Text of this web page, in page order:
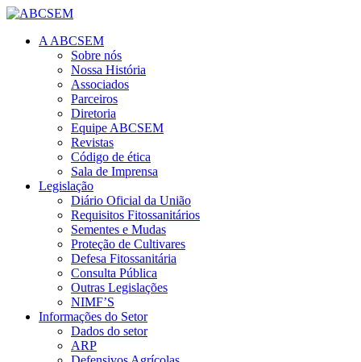
A ABCSEM
Sobre nós
Nossa História
Associados
Parceiros
Diretoria
Equipe ABCSEM
Revistas
Código de ética
Sala de Imprensa
Legislação
Diário Oficial da União
Requisitos Fitossanitários
Sementes e Mudas
Proteção de Cultivares
Defesa Fitossanitária
Consulta Pública
Outras Legislações
NIMF’S
Informações do Setor
Dados do setor
ARP